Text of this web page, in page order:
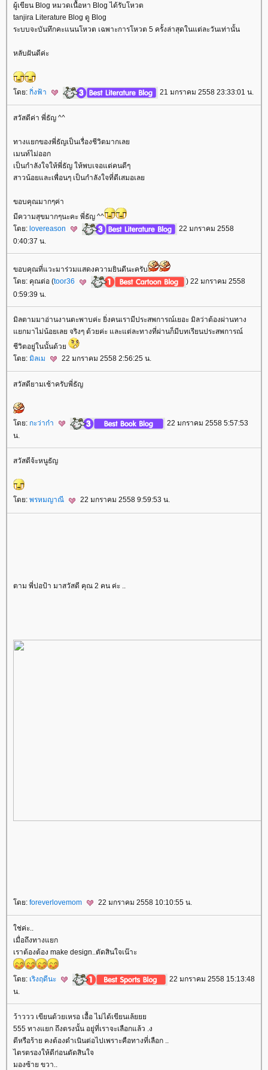
ผู้เขียน Blog หมวดเนื้อหา Blog ได้รับโหวต
tanjira Literature Blog ดู Blog
ระบบจะบันทึกคะแนนโหวต เฉพาะการโหวต 5 ครั้งล่าสุดในแต่ละวันเท่านั้น
หลับฝันดีค่ะ
ดย: กิ่งฟ้า 21 มกราคม 2558 23:33:01 น.
สวัสดีค่า พี่ธัญ ^^
ทางแยกของพี่ธัญเป็นเรื่องชีวิตมากเล
เมนท์ไม่ออก
เป็นกำลังใจให้พี่ธัญ ให้พบเจอแต่คนดีๆ
สาวน้อยและเพื่อนๆ เป็นกำลังใจที่ดีเสมอเล
ขอบคุณมากๆค่า
มีความสุขมากๆนะคะ พี่ธัญ ^^
ดย: lovereason
22 มกราคม 2558
0:40:37 น.
ขอบคุณที่แวะมาร่วมแสดงความยินดีนะครับ
ดย: คุณต่อ (toor36
) 22 มกราคม 2558
0:59:39 น.
มิลตามมาอ่านงานตะพาบค่ะ ยิ่งคนเรามีประสพการณ์เยอะ มิลว่าต้องผ่านทาง
กมาไม่น้อยเลย จริงๆ ด้วยค่ะ และแต่ละทางที่ผ่านก็มีบทเรียนประสพการณ์
ชีวิตอยู่ในนั้นด้ว
ดย: มิลเม 22 มกราคม 2558 2:56:25 น.
สวัสดียามเช้าครับพี่ธัญ
ดย: กะว่าก๋า
22 มกราคม 2558 5:57:53
น.
สวัสดีจ้ะหนูธัญ
ดย: พรหมญาณี 22 มกราคม 2558 9:59:53 น.
ตาม พี่ปอป้า มาสวัสดี คุณ 2 คน ค่ะ ..
ดย: foreverlovemom 22 มกราคม 2558 10:10:55 น.
ช่ค่ะ..
เมื่อถึงทางแยก
เราต้องต้อง make design..ตัดสินใจเน๊าะ
ดย: เริงฤดีนะ
22 มกราคม 2558 15:13:48
น.
ว้าววว เขียนด้วยเหรอ เอื้อ ไม่ได้เขียนเล้
555 ทางแยก ถึงตรงนั้น อยู่ที่เราจะเลือกแล้ว .ง
ดีหรือร้าย คงต้องดำเนินต่อไปเพราะคือทางที่เลือก ..
ไตรตรองให้ดีก่อนตัดสินใจ
มองซ้าย ขวา..